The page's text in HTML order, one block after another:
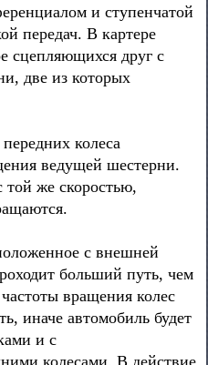
и ступенчатой
передач. В картере
сцепляющихся друг с
две из которых
колеса
ведущей шестерни.
же скоростью,
с внешней
больший путь, чем
вращения колес
иначе автомобиль будет
и с
колесами. В действие